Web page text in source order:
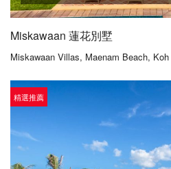
Miskawaan 蓮花別墅
Miskawaan Villas, Maenam Beach,
精選推薦